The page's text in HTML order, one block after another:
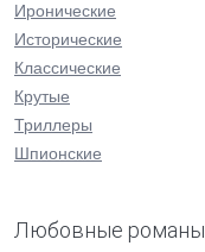
Иронические
Исторические
Классические
Крутые
Триллеры
Шпионские
Любовные романы